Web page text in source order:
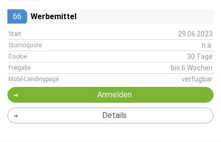
66 Werbemittel
Start 29.06.2023
Stornoquote n.a.
Cookie 30 Tage
Freigabe bis 6 Wochen
Mobil-Landingpage verfügbar
Anmelden
Details